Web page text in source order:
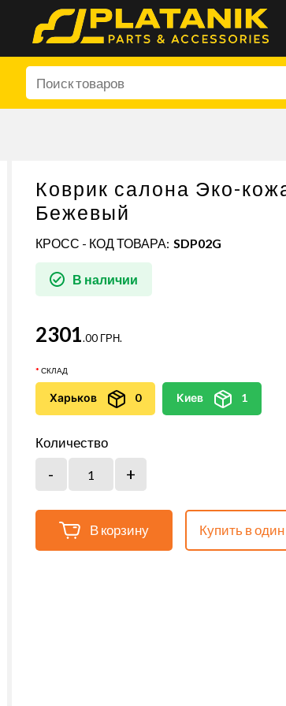
Коврик салона Эко-
Бежевый
КРОСС - КОД ТОВАРА: SDP02G
В наличии
2301.00 ГРН.
СКЛАД
Харьков 0 Киев 1
Количество
В корзину Купить в один